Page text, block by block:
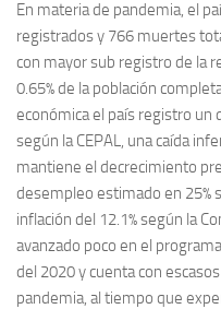
En materia de pandemia, el
registrados y 766 muertes
con mayor sub registro de la
0.65% de la población
económica el país registro un
según la CEPAL, una caída
mantiene el decrecimiento
desempleo estimado en 25%
inflación del 12.1% según la
avanzado poco en el
del 2020 y cuenta con
pandemia, al tiempo que